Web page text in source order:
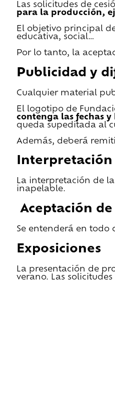
Las solicitudes de
para la producción,
El objetivo principal
educativa, social…
Por lo tanto, la
Publicidad y
Cualquier material
El logotipo de
contenga las fechas
queda supeditada al
Además, deberá
Interpretación
La interpretación de
inapelable.
Aceptación
Se entenderá en todo
Exposiciones
La presentación de
verano. Las